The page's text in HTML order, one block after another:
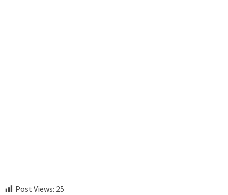
Post Views: 25